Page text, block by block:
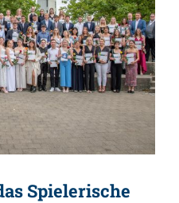
Spielerische